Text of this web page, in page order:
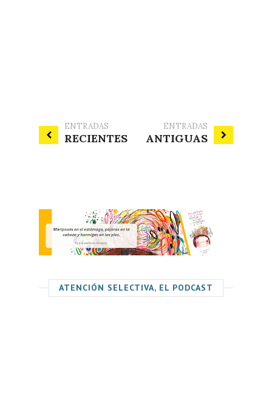
ENTRADAS
RECIENTES
ENTRADAS
ANTIGUAS
ATENCIÓN SELECTIVA, EL PODCAST